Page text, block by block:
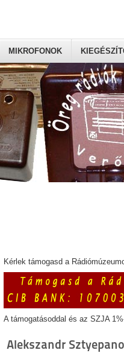
MIKROFONOK
Kérlek támogasd a
A támogatásoddal és az SZJA
Alekszandr